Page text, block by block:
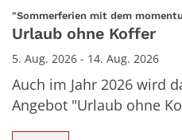
Datum: 5. August 2026
"Sommerferien mit dem
Urlaub ohne Koffer
5. Aug. 2026 - 14. Aug. 2026
Auch im Jahr 2026 wird
Angebot "Urlaub ohne